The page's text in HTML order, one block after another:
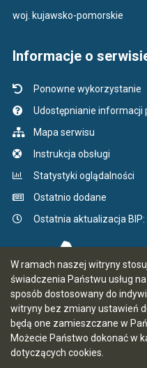
W ramach naszej witryny
świadczenia Państwu usług
sposób dostosowany do
witryny bez zmiany ustawień
będą one zamieszczane w
Możecie Państwo dokonać w
dotyczących cookies.
woj. kujawsko-pomorskie
Informacje o
Ponowne wykorzystanie
Udostępnianie informacji
Mapa serwisu
Instrukcja obsługi
Statystyki oglądalności
Ostatnio dodane
Ostatnia aktualizacja BIP: